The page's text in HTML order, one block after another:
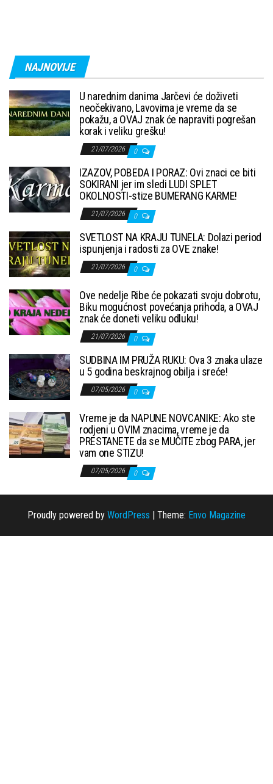
NAJNOVIJE
U narednim danima Jarčevi će doživeti
neočekivano, Lavovima je vreme da se
pokažu, a OVAJ znak će napraviti pogrešan
korak i veliku grešku!
21/07/2026 0
IZAZOV, POBEDA I PORAZ: Ovi znaci ce biti
SOKIRANI jer im sledi LUDI SPLET
OKOLNOSTI-stize BUMERANG KARME!
21/07/2026 0
SVETLOST NA KRAJU TUNELA: Dolazi period
ispunjenja i radosti za OVE znake!
21/07/2026 0
Ove nedelje Ribe će pokazati svoju dobrotu,
Biku mogućnost povećanja prihoda, a OVAJ
znak će doneti veliku odluku!
21/07/2026 0
SUDBINA IM PRUŽA RUKU: Ova 3 znaka ulaze
u 5 godina beskrajnog obilja i sreće!
07/05/2026 0
Vreme je da NAPUNE NOVCANIKE: Ako ste
rodjeni u OVIM znacima, vreme je da
PRESTANETE da se MUČITE zbog PARA, jer
vam one STIZU!
07/05/2026 0
Proudly powered by WordPress Theme: Envo Magazine